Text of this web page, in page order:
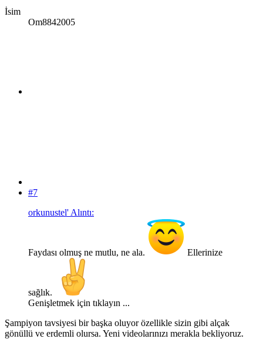
İsim
Om8842005
#7
orkunustel' Alıntı:
Faydası olmuş ne mutlu, ne ala. Ellerinize
sağlık.
Genişletmek için tıklayın ...
Şampiyon tavsiyesi bir başka oluyor özellikle sizin gibi alçak
gönüllü ve erdemli olursa. Yeni videolarınızı merakla bekliyoruz.